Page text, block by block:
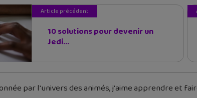
Article précédent
10 solutions pour devenir un
Jedi...
par l'univers des animés, j'aime apprendre et